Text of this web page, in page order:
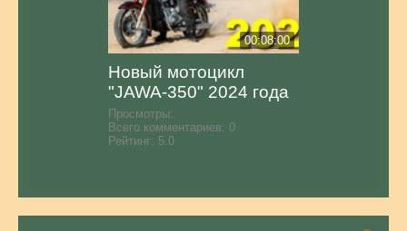
00:08:00
Новый мотоцикл
"JAWA-350" 2024 года
Просмотры:
Всего комментариев: 0
Рейтинг: 5.0